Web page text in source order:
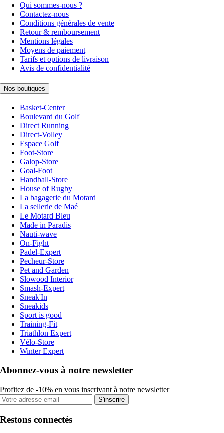
Qui sommes-nous ?
Contactez-nous
Conditions générales de vente
Retour & remboursement
Mentions légales
Moyens de paiement
Tarifs et options de livraison
Avis de confidentialité
Nos boutiques
Basket-Center
Boulevard du Golf
Direct Running
Direct-Volley
Espace Golf
Foot-Store
Galop-Store
Goal-Foot
Handball-Store
House of Rugby
La bagagerie du Motard
La sellerie de Maé
Le Motard Bleu
Made in Paradis
Nauti-wave
On-Fight
Padel-Expert
Pecheur-Store
Pet and Garden
Slowood Interior
Smash-Expert
Sneak'In
Sneakids
Sport is good
Training-Fit
Triathlon Expert
Vélo-Store
Winter Expert
Abonnez-vous à notre newsletter
Profitez de -10% en vous inscrivant à notre newsletter
S'inscrire
Restons connectés